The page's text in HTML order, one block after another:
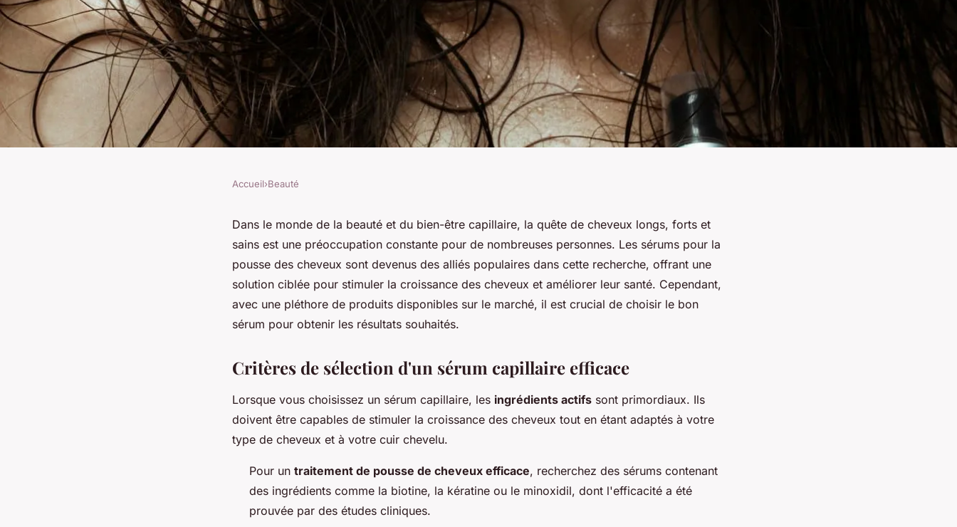
Produit pour la pousse des cheveux :
Choisissez le bon sérum
Accueil›Beauté
Dans le monde de la beauté et du bien-être capillaire, la quête de cheveux longs, forts et
sains est une préoccupation constante pour de nombreuses personnes. Les sérums pour la
pousse des cheveux sont devenus des alliés populaires dans cette recherche, offrant une
solution ciblée pour stimuler la croissance des cheveux et améliorer leur santé. Cependant,
avec une pléthore de produits disponibles sur le marché, il est crucial de choisir le bon
sérum pour obtenir les résultats souhaités.
Critères de sélection d'un sérum capillaire efficace
Lorsque vous choisissez un sérum capillaire, les ingrédients actifs sont primordiaux. Ils
doivent être capables de stimuler la croissance des cheveux tout en étant adaptés à votre
type de cheveux et à votre cuir chevelu.
Pour un traitement de pousse de cheveux efficace, recherchez des sérums contenant
des ingrédients comme la biotine, la kératine ou le minoxidil, dont l'efficacité a été
prouvée par des études cliniques.